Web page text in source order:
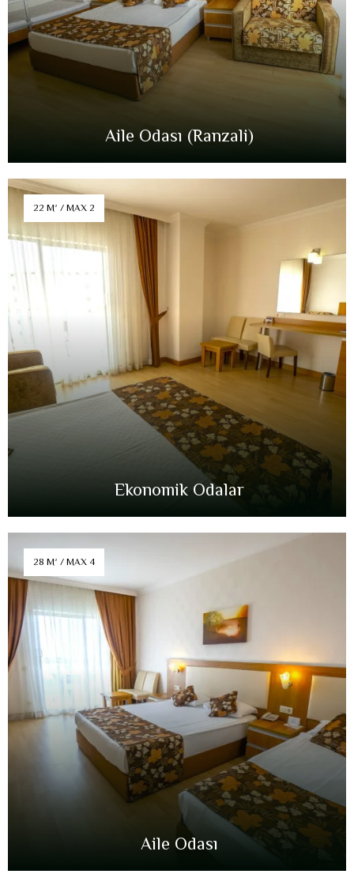
Aile Odası (Ranzali)
22 M² / MAX 2
Ekonomik Odalar
28 M² / MAX 4
Aile Odası